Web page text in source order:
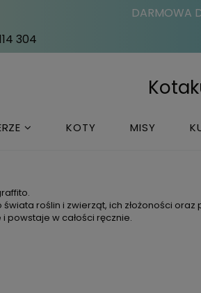
DARMOWA
304
KOTY MISY
roślin i zwierząt, ich złożoności oraz
powstaje w całości ręcznie.